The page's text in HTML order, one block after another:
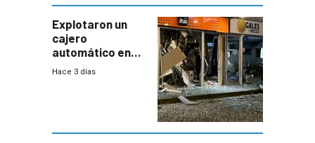
con mayor
miedo”
Explotaron un
cajero
automático en
Parque Miramar;
Hace 3 días